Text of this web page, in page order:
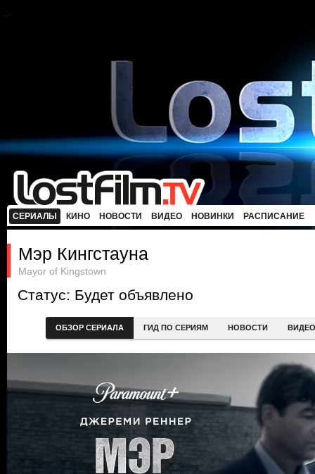
СЕРИАЛЫ КИНО НОВОСТИ ВИДЕО НОВИНКИ РАСПИСАНИЕ
Мэр Кингстауна
Mayor of Kingstown
Статус: Будет объявлено
ОБЗОР СЕРИАЛА ГИД ПО СЕРИЯМ НОВОСТИ ВИДЕО